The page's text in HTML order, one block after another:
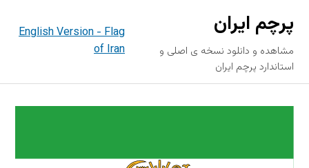
پرچم ایران
مشاهده و دانلود نسخه ی اصلی و
استاندارد پرچم ایران
English Version - Flag
of Iran